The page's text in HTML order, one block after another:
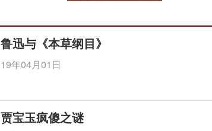
鲁迅与《本草纲目》
19年04月01日
贾宝玉疯傻之谜